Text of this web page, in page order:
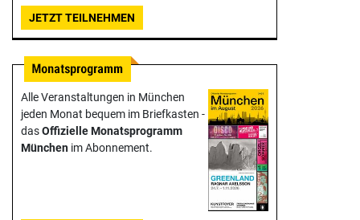
JETZT TEILNEHMEN
Alle Veranstaltungen in München
jeden Monat bequem im Briefkasten -
dasOffizielle Monats­programm
München im Abonnement.